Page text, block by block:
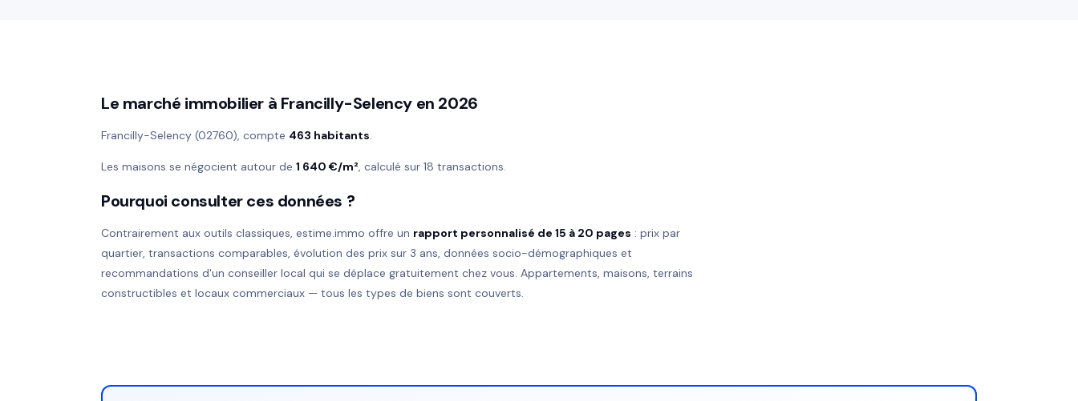
Le marché immobilier à Francilly-Selency en 2026
Francilly-Selency (02760), compte 463 habitants.
Les maisons se négocient autour de 1 640 €/m², calculé sur 18 transactions.
Pourquoi consulter ces données ?
Contrairement aux outils classiques, estime.immo offre un rapport personnalisé de 15 à 20 pages : prix par
quartier, transactions comparables, évolution des prix sur 3 ans, données socio-démographiques et
recommandations d'un conseiller local qui se déplace gratuitement chez vous. Appartements, maisons, terrains
constructibles et locaux commerciaux — tous les types de biens sont couverts.